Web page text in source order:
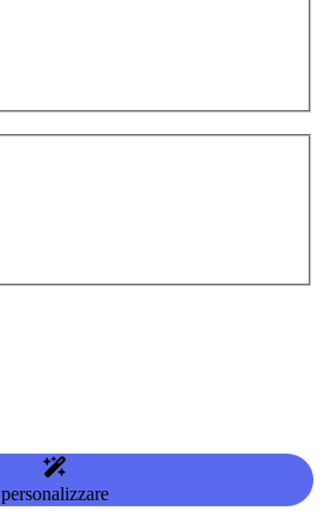
personalizzare